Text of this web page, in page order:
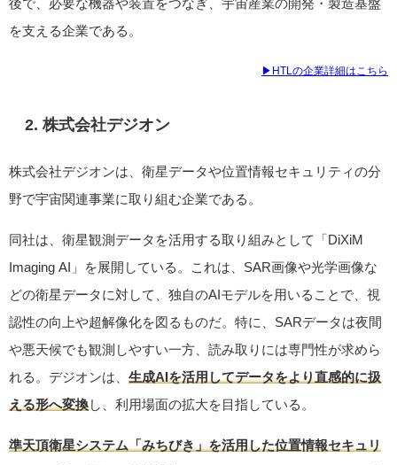
後で、必要な機器や装置をつなぎ、宇宙産業の開発・製造基盤
を支える企業である。
▶︎HTLの企業詳細はこちら
2. 株式会社デジオン
株式会社デジオンは、衛星データや位置情報セキュリティの分
野で宇宙関連事業に取り組む企業である。
同社は、衛星観測データを活用する取り組みとして「DiXiM
Imaging AI」を展開している。これは、SAR画像や光学画像な
どの衛星データに対して、独自のAIモデルを用いることで、視
認性の向上や超解像化を図るものだ。特に、SARデータは夜間
や悪天候でも観測しやすい一方、読み取りには専門性が求めら
れる。デジオンは、 生成AIを活用してデータをより直感的に扱
える形へ変換 し、利用場面の拡大を目指している。
準天頂衛星システム「みちびき」を活用した位置情報セキュリ